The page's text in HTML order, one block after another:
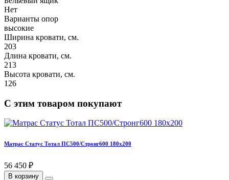
Нет
Варианты опор
высокие
Ширина кровати, см.
203
Длина кровати, см.
213
Высота кровати, см.
126
С этим товаром покупают
Матрас Статус Тотал ПС500/Стронг600 180х200
56 450 ₽
В корзину